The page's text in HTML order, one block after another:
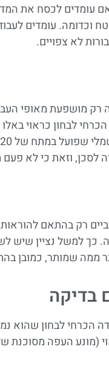
לכסח את
וכדומה. עומדים
לא צפויים.
רק מושפעת מאופי
לבחון כראוי
לסכן, וזאת כי לא
רק בהתאם
כך למשל נציין
ממה שמותר, כמובן
בדיקה
הכרחי לבחון
העפה מסוכנת